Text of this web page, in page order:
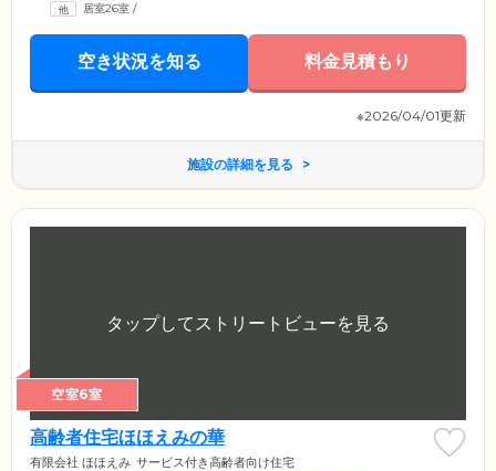
居室26室 /
空き状況を知る 料金見積もり
※2026/04/01更新
施設の詳細を見る
空室6室
高齢者住宅ほほえみの華
有限会社 ほほえみ サービス付き高齢者向け住宅